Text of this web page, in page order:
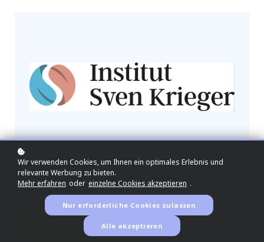
Du hast noch mehr offene Fragen?
Wir freuen uns auch über ein
persönliches Infogespräch mit Dir!
Infogespräch
Wir verwenden Cookies, um Ihnen ein optimales Erlebnis und
relevante Werbung zu bieten.
Mehr erfahren oder einzelne Cookies akzeptieren .
Nur erforderliche Cookies zulassen
Alle akzeptieren